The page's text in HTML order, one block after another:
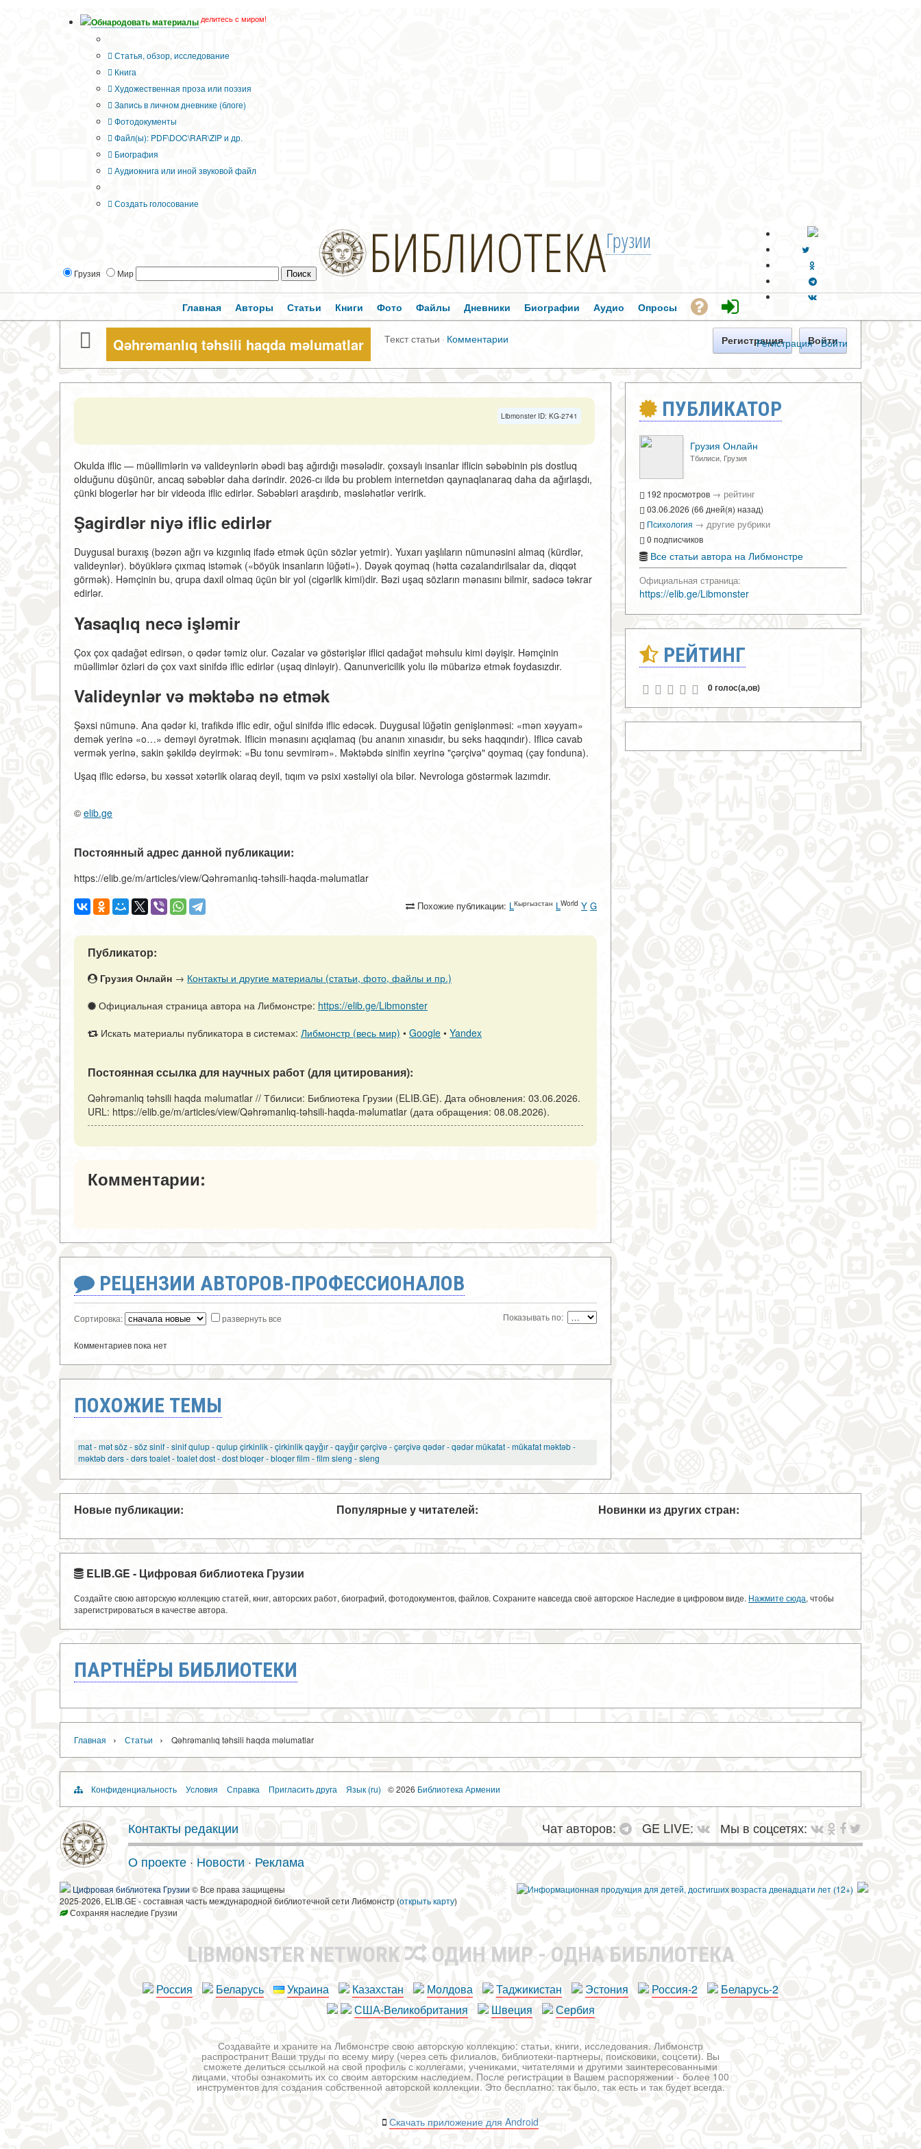
Обнародовать материалы делитесь с миром!
Статья, обзор, исследование
Книга
Художественная проза или поэзия
Запись в личном дневнике (блоге)
Фотодокументы
Файл(ы): PDF\DOC\RAR\ZIP и др.
Биография
Аудиокнига или иной звуковой файл
Создать голосование
Грузия Мир БИБЛИОТЕКАГрузии
Регистрация · Войти
Главная Авторы Статьи Книги Фото Файлы Дневники Биографии Аудио Опросы
Qəhrəmanlıq təhsili haqda məlumatlar Текст статьи · Комментарии Регистрация Войти
Libmonster ID: KG-2741
Okulda iflic — müəllimlərin və valideynlərin əbədi baş ağırdığı məsələdir. çoxsaylı insanlar iflicin səbəbinin pis dostluq
olduğunu düşünür, ancaq səbəblər daha dərindir. 2026-cı ildə bu problem internetdən qaynaqlanaraq daha da ağırlaşdı,
çünki blogerlər hər bir videoda iflic edirlər. Səbəbləri araşdırıb, məsləhətlər veririk.
Şagirdlər niyə iflic edirlər
Duygusal buraxış (bəzən ağrı və kızgınlıq ifadə etmək üçün sözlər yetmir). Yuxarı yaşlıların nümunəsini almaq (kürdlər,
valideynlər). böyüklərə çıxmaq istəmək («böyük insanların lüğəti»). Dəyək qoymaq (hətta cəzalandırilsalar da, diqqət
görmək). Həmçinin bu, qrupa daxil olmaq üçün bir yol (cigərlik kimi)dir. Bəzi uşaq sözların mənasını bilmir, sadəcə təkrar
edirlər.
Yasaqlıq necə işləmir
Çox çox qadağət edirsən, o qədər təmiz olur. Cəzalar və göstərişlər iflici qadağət məhsulu kimi dəyişir. Həmçinin
müəllimlər özləri də çox vaxt sinifdə iflic edirlər (uşaq dinləyir). Qanunvericilik yolu ilə mübarizə etmək foydasızdır.
Valideynlər və məktəbə nə etmək
Şəxsi nümunə. Ana qədər ki, trafikdə iflic edir, oğul sinifdə iflic edəcək. Duygusal lüğətin genişlənməsi: «mən xəyyam»
demək yerinə «o…» deməyi öyrətmək. Iflicin mənasını açıqlamaq (bu ananın xınasıdır, bu seks haqqındır). Iflicə cavab
vermək yerinə, sakin şəkildə deyirmək: «Bu tonu sevmirəm». Məktəbdə sinifin xeyrinə "çərçivə" qoymaq (çay fonduna).
Uşaq iflic edərsə, bu xəssət xətərlik olaraq deyil, tıqım və psixi xəstəliyi ola bilər. Nevrologa göstərmək lazımdır.
© elib.ge
Постоянный адрес данной публикации:
https://elib.ge/m/articles/view/Qəhrəmanlıq-təhsili-haqda-məlumatlar
Похожие публикации: LКыргызстан LWorld Y G
Публикатор:
Грузия Онлайн → Контакты и другие материалы (статьи, фото, файлы и пр.)
Официальная страница автора на Либмонстре: https://elib.ge/Libmonster
Искать материалы публикатора в системах: Либмонстр (весь мир) • Google • Yandex
Постоянная ссылка для научных работ (для цитирования):
Qəhrəmanlıq təhsili haqda məlumatlar // Тбилиси: Библиотека Грузии (ELIB.GE). Дата обновления: 03.06.2026.
URL: https://elib.ge/m/articles/view/Qəhrəmanlıq-təhsili-haqda-məlumatlar (дата обращения: 08.08.2026).
Комментарии:
РЕЦЕНЗИИ АВТОРОВ-ПРОФЕССИОНАЛОВ
Сортировка: развернуть все Показывать по:
Комментариев пока нет
ПОХОЖИЕ ТЕМЫ
mat - mət söz - söz sinif - sinif qulup - qulup çirkinlik - çirkinlik qayğır - qayğır çərçivə - çərçivə qədər - qədər mükafat - mükafat məktəb -
məktəb dərs - dərs toalet - toalet dost - dost bloqer - bloqer film - film sleng - sleng
ПУБЛИКАТОР
Грузия Онлайн
Тбилиси, Грузия
192 просмотров → рейтинг
03.06.2026 (66 дней(я) назад)
Психология → другие рубрики
0 подписчиков
Все статьи автора на Либмонстре
Официальная страница:
https://elib.ge/Libmonster
РЕЙТИНГ
0 голос(а,ов)
Новые публикации: Популярные у читателей: Новинки из других стран:
ELIB.GE - Цифровая библиотека Грузии
Создайте свою авторскую коллекцию статей, книг, авторских работ, биографий, фотодокументов, файлов. Сохраните навсегда своё авторское Наследие в цифровом виде. Нажмите сюда, чтобы
зарегистрироваться в качестве автора.
ПАРТНЁРЫ БИБЛИОТЕКИ
Главная › Статьи › Qəhrəmanlıq təhsili haqda məlumatlar
Конфиденциальность Условия Справка Пригласить друга Язык (ru) © 2026 Библиотека Армении
Контакты редакции Чат авторов: GE LIVE:
Мы в соцсетях:
О проекте · Новости · Реклама
Цифровая библиотека Грузии © Все права защищены
2025-2026, ELIB.GE - составная часть международной библиотечной сети Либмонстр (открыть карту)
Сохраняя наследие Грузии
LIBMONSTER NETWORK ОДИН МИР - ОДНА БИБЛИОТЕКА
Россия Беларусь Украина Казахстан Молдова Таджикистан Эстония Россия-2
Беларусь-2
США-Великобритания
Швеция Сербия
Создавайте и храните на Либмонстре свою авторскую коллекцию: статьи, книги, исследования. Либмонстр
распространит Ваши труды по всему миру (через сеть филиалов, библиотеки-партнеры, поисковики, соцсети). Вы
сможете делиться ссылкой на свой профиль с коллегами, учениками, читателями и другими заинтересованными
лицами, чтобы ознакомить их со своим авторским наследием. После регистрации в Вашем распоряжении - более 100
инструментов для создания собственной авторской коллекции. Это бесплатно: так было, так есть и так будет всегда.
Скачать приложение для Android